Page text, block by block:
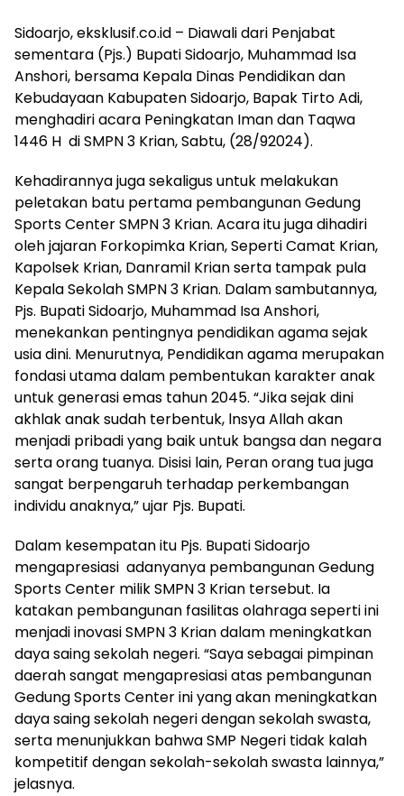
Sidoarjo, eksklusif.co.id – Diawali dari Penjabat
sementara (Pjs.) Bupati Sidoarjo, Muhammad Isa
Anshori, bersama Kepala Dinas Pendidikan dan
Kebudayaan Kabupaten Sidoarjo, Bapak Tirto Adi,
menghadiri acara Peningkatan Iman dan Taqwa
1446 H di SMPN 3 Krian, Sabtu, (28/92024).
Kehadirannya juga sekaligus untuk melakukan
peletakan batu pertama pembangunan Gedung
Sports Center SMPN 3 Krian. Acara itu juga dihadiri
oleh jajaran Forkopimka Krian, Seperti Camat Krian,
Kapolsek Krian, Danramil Krian serta tampak pula
Kepala Sekolah SMPN 3 Krian. Dalam sambutannya,
Pjs. Bupati Sidoarjo, Muhammad Isa Anshori,
menekankan pentingnya pendidikan agama sejak
usia dini. Menurutnya, Pendidikan agama merupakan
fondasi utama dalam pembentukan karakter anak
untuk generasi emas tahun 2045. “Jika sejak dini
akhlak anak sudah terbentuk, lnsya Allah akan
menjadi pribadi yang baik untuk bangsa dan negara
serta orang tuanya. Disisi lain, Peran orang tua juga
sangat berpengaruh terhadap perkembangan
individu anaknya,” ujar Pjs. Bupati.
Dalam kesempatan itu Pjs. Bupati Sidoarjo
mengapresiasi adanyanya pembangunan Gedung
Sports Center milik SMPN 3 Krian tersebut. Ia
katakan pembangunan fasilitas olahraga seperti ini
menjadi inovasi SMPN 3 Krian dalam meningkatkan
daya saing sekolah negeri. “Saya sebagai pimpinan
daerah sangat mengapresiasi atas pembangunan
Gedung Sports Center ini yang akan meningkatkan
daya saing sekolah negeri dengan sekolah swasta,
serta menunjukkan bahwa SMP Negeri tidak kalah
kompetitif dengan sekolah-sekolah swasta lainnya,”
jelasnya.